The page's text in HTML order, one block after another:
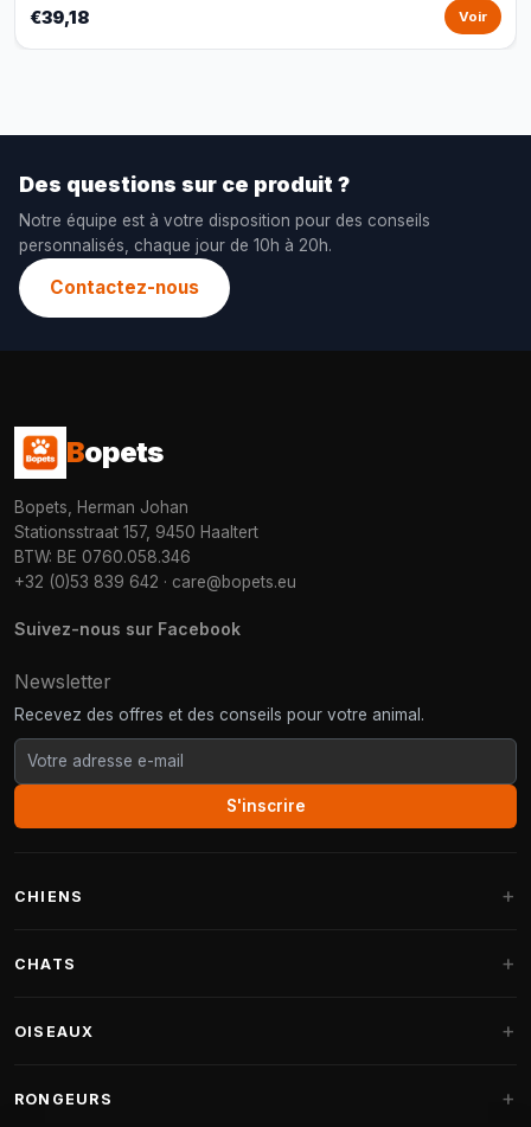
€39,18 Voir
Des questions sur ce produit ?
Notre équipe est à votre disposition pour des conseils
personnalisés, chaque jour de 10h à 20h.
Contactez-nous
Bopets
Bopets, Herman Johan
Stationsstraat 157, 9450 Haaltert
BTW: BE 0760.058.346
+32 (0)53 839 642 · care@bopets.eu
Suivez-nous sur Facebook
Newsletter
Recevez des offres et des conseils pour votre animal.
S'inscrire
CHIENS
Paniers Fantail
CHATS
Arbres à chat Maine Coon
OISEAUX
RONGEURS